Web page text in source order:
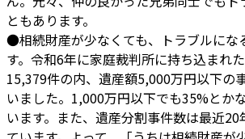
ともあります。
●相続財産が少なくても、トラブルにな
す。令和6年に家庭裁判所に持ち込まれ
15,379件の内、遺産額5,000万円以下の
いました。1,000万円以下でも35%とか
います。また、遺産分割事件数は最近20